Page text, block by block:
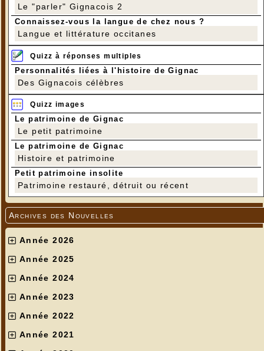
Le "parler" Gignacois 2
Connaissez-vous la langue de chez nous ?
Langue et littérature occitanes
Quizz à réponses multiples
Personnalités liées à l'histoire de Gignac
Des Gignacois célèbres
Quizz images
Le patrimoine de Gignac
Le petit patrimoine
Le patrimoine de Gignac
Histoire et patrimoine
Petit patrimoine insolite
Patrimoine restauré, détruit ou récent
Archives des Nouvelles
Année 2026
Année 2025
Année 2024
Année 2023
Année 2022
Année 2021